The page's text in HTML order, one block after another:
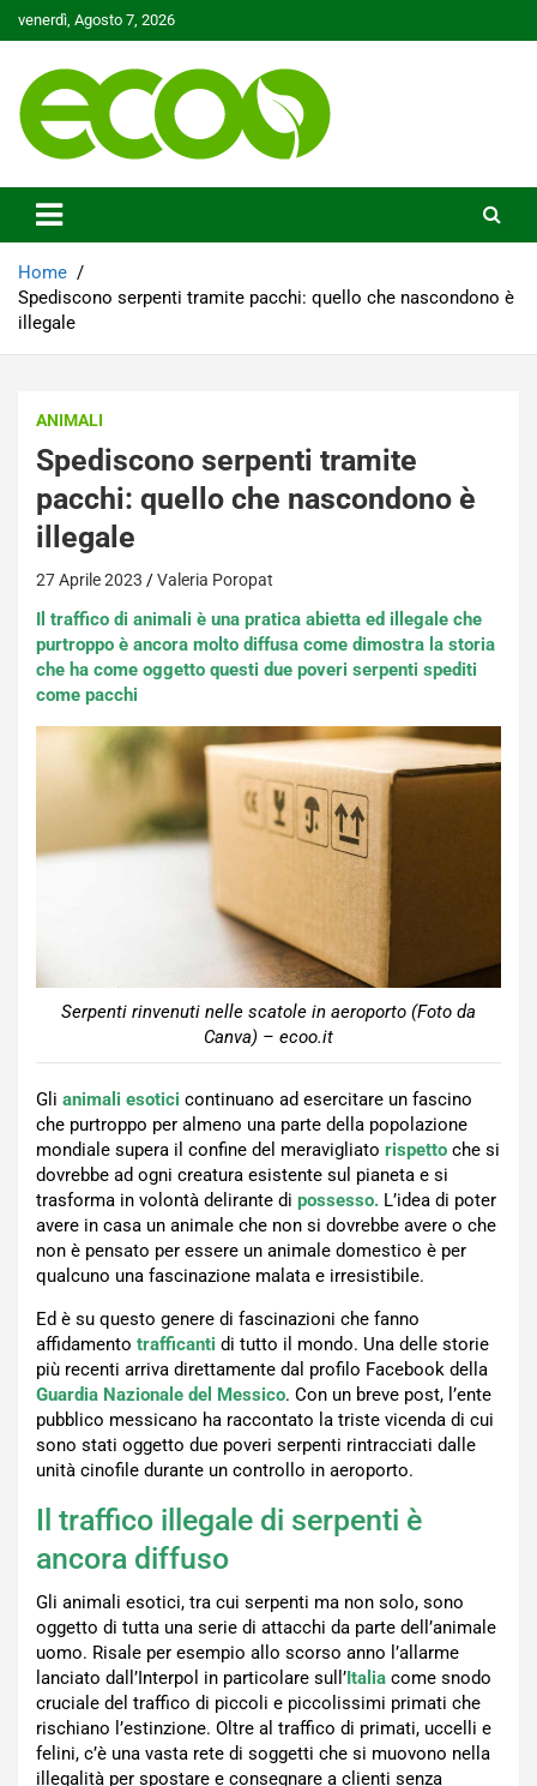
to
venerdì, Agosto 7, 2026
Ecoo.it
Home
Spediscono serpenti tramite pacchi: quello che nascondono è
illegale
ANIMALI
Spediscono serpenti tramite
pacchi: quello che nascondono è
illegale
27 Aprile 2023 Valeria Poropat
Il traffico di animali è una pratica abietta ed illegale che
purtroppo è ancora molto diffusa come dimostra la storia
che ha come oggetto questi due poveri serpenti spediti
come pacchi
Serpenti rinvenuti nelle scatole in aeroporto (Foto da
Canva) – ecoo.it
Gli animali esotici continuano ad esercitare un fascino
che purtroppo per almeno una parte della popolazione
mondiale supera il confine del meravigliato rispetto che si
dovrebbe ad ogni creatura esistente sul pianeta e si
trasforma in volontà delirante di possesso. L’idea di poter
avere in casa un animale che non si dovrebbe avere o che
non è pensato per essere un animale domestico è per
qualcuno una fascinazione malata e irresistibile.
Ed è su questo genere di fascinazioni che fanno
affidamento trafficanti di tutto il mondo. Una delle storie
più recenti arriva direttamente dal profilo Facebook della
Guardia Nazionale del Messico. Con un breve post, l’ente
pubblico messicano ha raccontato la triste vicenda di cui
sono stati oggetto due poveri serpenti rintracciati dalle
unità cinofile durante un controllo in aeroporto.
Il traffico illegale di serpenti è
ancora diffuso
Gli animali esotici, tra cui serpenti ma non solo, sono
oggetto di tutta una serie di attacchi da parte dell’animale
uomo. Risale per esempio allo scorso anno l’allarme
lanciato dall’Interpol in particolare sull’Italia come snodo
cruciale del traffico di piccoli e piccolissimi primati che
rischiano l’estinzione. Oltre al traffico di primati, uccelli e
felini, c’è una vasta rete di soggetti che si muovono nella
illegalità per spostare e consegnare a clienti senza